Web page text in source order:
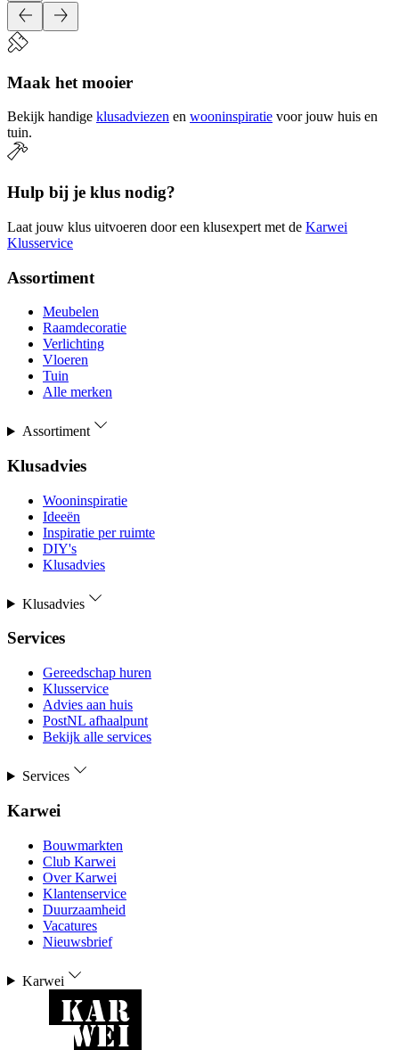
Maak het mooier
Bekijk handige klusadviezen en wooninspiratie voor jouw huis en
tuin.
Hulp bij je klus nodig?
Laat jouw klus uitvoeren door een klusexpert met de Karwei
Klusservice
Assortiment
Meubelen
Raamdecoratie
Verlichting
Vloeren
Tuin
Alle merken
Assortiment
Klusadvies
Wooninspiratie
Ideeën
Inspiratie per ruimte
DIY's
Klusadvies
Klusadvies
Services
Gereedschap huren
Klusservice
Advies aan huis
PostNL afhaalpunt
Bekijk alle services
Services
Karwei
Bouwmarkten
Club Karwei
Over Karwei
Klantenservice
Duurzaamheid
Vacatures
Nieuwsbrief
Karwei